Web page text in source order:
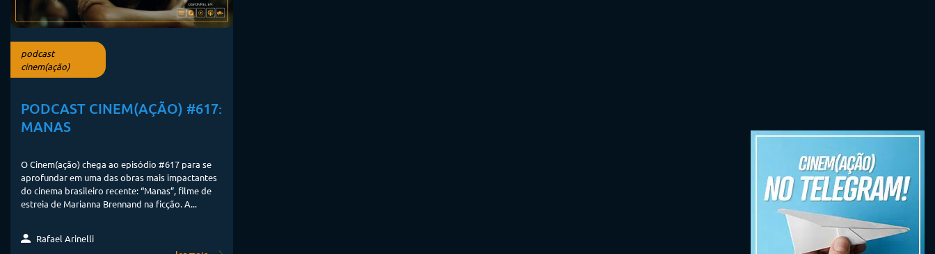
podcast
cinem(ação)
PODCAST CINEM(AÇÃO) #617:
MANAS
O Cinem(ação) chega ao episódio #617 para se
aprofundar em uma das obras mais impactantes
do cinema brasileiro recente: “Manas”, filme de
estreia de Marianna Brennand na ficção. A...
Rafael Arinelli